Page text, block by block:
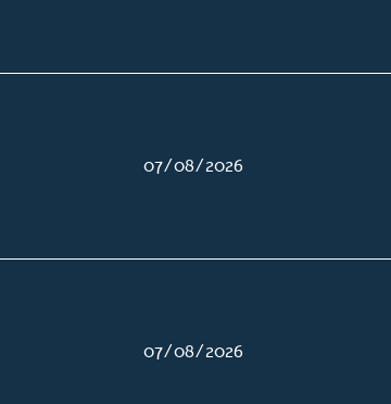
07/08/2026
07/08/2026